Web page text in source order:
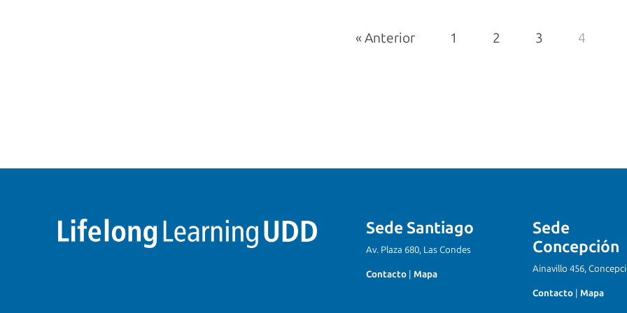
« Anterior 1 2 3 4
Sede Santiago
Av. Plaza 680, Las Condes
Contacto Mapa
Sede
Concepción
Ainavillo 456,
Contacto Mapa